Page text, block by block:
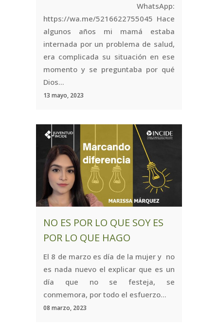
WhatsApp:
https://wa.me/5216622755045 Hace
algunos años mi mamá estaba
internada por un problema de salud,
era complicada su situación en ese
momento y se preguntaba por qué
Dios...
13 mayo, 2023
NO ES POR LO QUE SOY ES
POR LO QUE HAGO
El 8 de marzo es día de la mujer y no
es nada nuevo el explicar que es un
día que no se festeja, se
conmemora, por todo el esfuerzo...
08 marzo, 2023